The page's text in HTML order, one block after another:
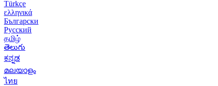
Türkçe
ελληνικά
Български
Русский
தமிழ்
తెలుగు
ಕನ್ನಡ
മലയാളം
ไทย